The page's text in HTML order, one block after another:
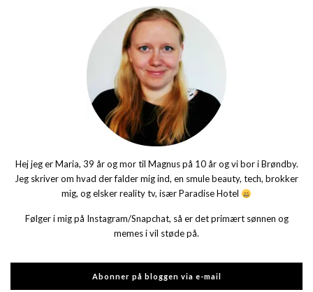
Hej jeg er Maria, 39 år og mor til Magnus på 10 år og vi bor i Brøndby.
Jeg skriver om hvad der falder mig ind, en smule beauty, tech, brokker
mig, og elsker reality tv, især Paradise Hotel
Følger i mig på Instagram/Snapchat, så er det primært sønnen og
memes i vil støde på.
Abonner på bloggen via e-mail